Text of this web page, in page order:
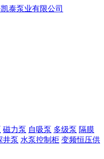
磁力泵 自吸泵 多级泵 隔膜
井泵 水泵控制柜 变频恒压供